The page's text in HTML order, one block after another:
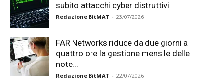
subito attacchi cyber distruttivi
Redazione BitMAT - 23/07/2026
FAR Networks riduce da due giorni a
quattro ore la gestione mensile delle
note...
Redazione BitMAT - 22/07/2026